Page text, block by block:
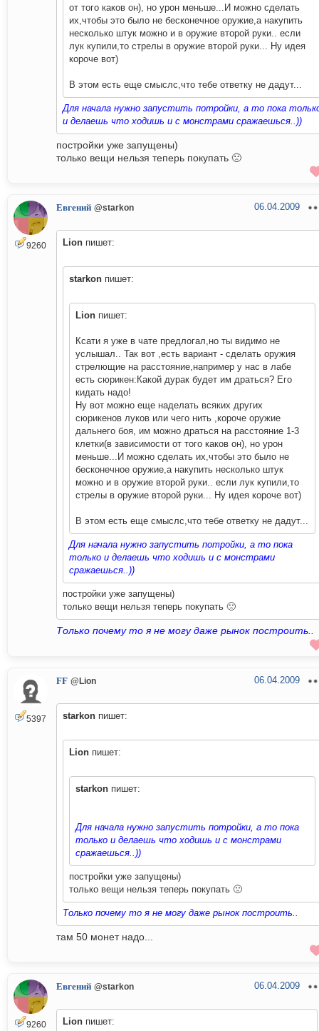
от того каков он), но урон меньше...И можно сделать
их,чтобы это было не бесконечное оружие,а накупить
несколько штук можно и в оружие второй руки.. если
лук купили,то стрелы в оружие второй руки... Ну идея
короче вот)
В этом есть еще смыслс,что тебе ответку не дадут...
Для начала нужно запустить потройки, а то пока
и делаешь что ходишь и с монстрами сражаешься..))
постройки уже запущены)
только вещи нельзя теперь покупать 🙁
9260
Евгений @starkon 06.04.2009
Lion пишет:
starkon пишет:
Lion пишет:
Ксати я уже в чате предлогал,но ты видимо не
услышал.. Так вот ,есть вариант - сделать оружия
стрелющие на расстояние,например у нас в лабе
есть сюрикен:Какой дурак будет им драться? Его
кидать надо!
Ну вот можно еще наделать всяких других
сюрикенов луков или чего нить ,короче оружие
дальнего боя, им можно драться на расстояние 1-3
клетки(в зависимости от того каков он), но урон
меньше...И можно сделать их,чтобы это было не
бесконечное оружие,а накупить несколько штук
можно и в оружие второй руки.. если лук купили,то
стрелы в оружие второй руки... Ну идея короче вот)
В этом есть еще смыслс,что тебе ответку не дадут...
Для начала нужно запустить потройки, а то пока
только и делаешь что ходишь и с монстрами
сражаешься..))
постройки уже запущены)
только вещи нельзя теперь покупать 🙁
Только почему то я не могу даже рынок построить..
5397
FF @Lion 06.04.2009
starkon пишет:
Lion пишет:
starkon пишет:
Для начала нужно запустить потройки, а то пока
только и делаешь что ходишь и с монстрами
сражаешься..))
постройки уже запущены)
только вещи нельзя теперь покупать 🙁
Только почему то я не могу даже рынок построить..
там 50 монет надо...
9260
Евгений @starkon 06.04.2009
Lion пишет: